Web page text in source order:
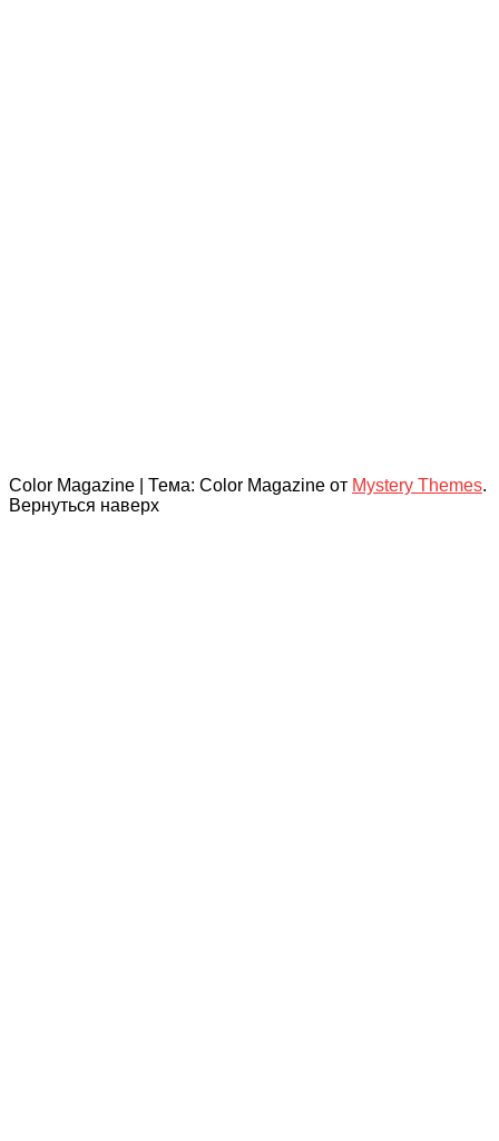
Color Magazine Тема: Color Magazine от Mystery Themes.
Вернуться наверх